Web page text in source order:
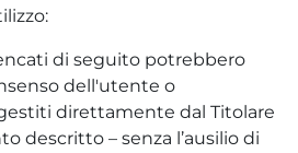
di seguito potrebbero
dell'utente o
direttamente dal Titolare
descritto – senza l’ausilio di